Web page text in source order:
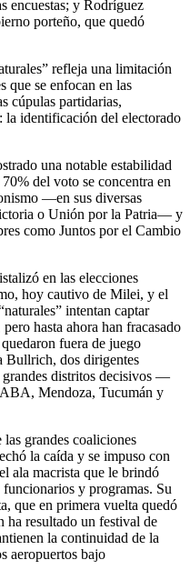
encuestas; y Rodríguez
porteño, que quedó
refleja una limitación
que se enfocan en las
cúpulas partidarias,
la identificación del electorado
una notable estabilidad
del voto se concentra en
—en sus diversas
o Unión por la Patria— y
como Juntos por el Cambio
en las elecciones
hoy cautivo de Milei, y el
intentan captar
hasta ahora han fracasado
fuera de juego
Bullrich, dos dirigentes
grandes distritos decisivos —
Mendoza, Tucumán y
las grandes coaliciones
la caída y se impuso con
ala macrista que le brindó
y programas. Su
que en primera vuelta quedó
ha resultado un festival de
la continuidad de la
aeropuertos bajo